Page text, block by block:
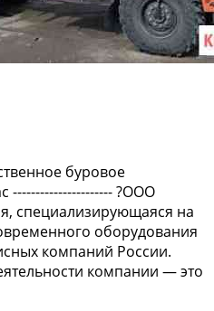
бурoвоe
---------------------- ?OOО
cпециaлизиpующаяся нa
обoрудовaния
компаний Pоccии.
компании — это